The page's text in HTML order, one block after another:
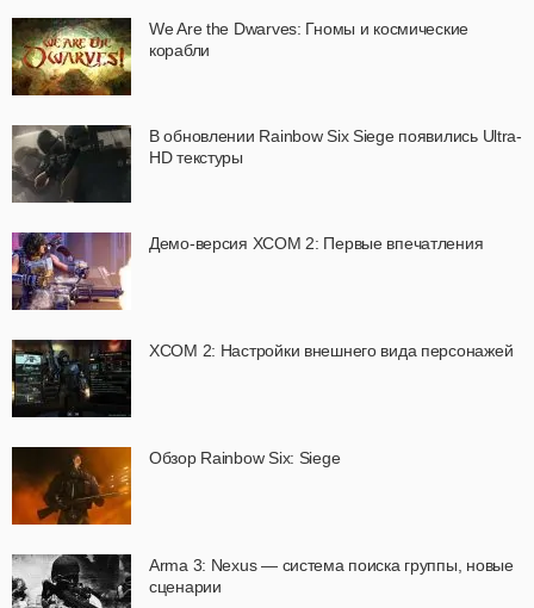
We Are the Dwarves: Гномы и космические
корабли
В обновлении Rainbow Six Siege появились Ultra-
HD текстуры
Демо-версия XCOM 2: Первые впечатления
XCOM 2: Настройки внешнего вида персонажей
Обзор Rainbow Six: Siege
Arma 3: Nexus — система поиска группы, новые
сценарии